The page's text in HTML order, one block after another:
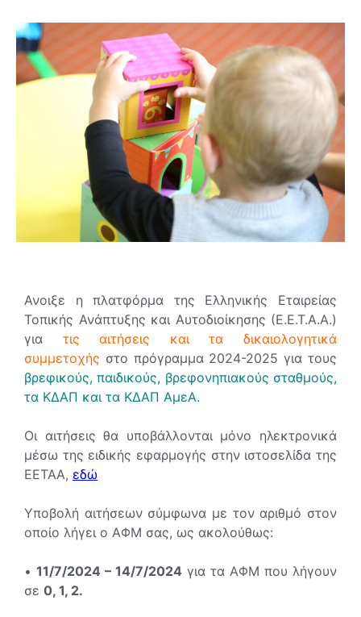
Ανοιξε η πλατφόρμα της Ελληνικής Εταιρείας
Τοπικής Ανάπτυξης και Αυτοδιοίκησης (Ε.Ε.Τ.Α.Α.)
για τις αιτήσεις και τα δικαιολογητικά
συμμετοχής στο πρόγραμμα 2024-2025 για τους
βρεφικούς, παιδικούς, βρεφονηπιακούς σταθμούς,
τα ΚΔΑΠ και τα ΚΔΑΠ ΑμεΑ.
Οι αιτήσεις θα υποβάλλονται μόνο ηλεκτρονικά
μέσω της ειδικής εφαρμογής στην ιστοσελίδα της
ΕΕΤΑΑ, εδώ
Υποβολή αιτήσεων σύμφωνα με τον αριθμό στον
οποίο λήγει ο ΑΦΜ σας, ως ακολούθως:
• 11/7/2024 – 14/7/2024 για τα ΑΦΜ που λήγουν
σε 0, 1, 2.